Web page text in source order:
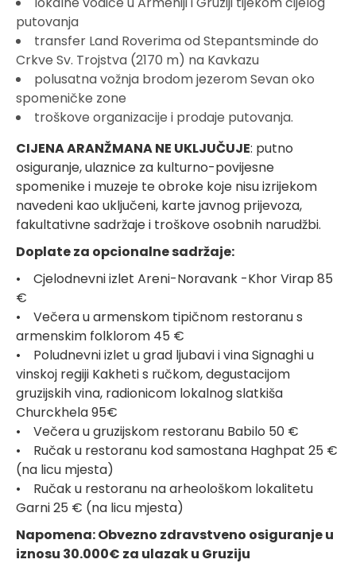
putovanja
transfer Land Roverima od Stepantsminde do
Crkve Sv. Trojstva (2170 m) na Kavkazu
polusatna vožnja brodom jezerom Sevan oko
spomeničke zone
troškove organizacije i prodaje putovanja.
CIJENA ARANŽMANA NE UKLJUČUJE: putno
osiguranje, ulaznice za kulturno-povijesne
spomenike i muzeje te obroke koje nisu izrijekom
navedeni kao uključeni, karte javnog prijevoza,
fakultativne sadržaje i troškove osobnih narudžbi.
Doplate za opcionalne sadržaje:
• Cjelodnevni izlet Areni-Noravank -Khor Virap 85
€
• Večera u armenskom tipičnom restoranu s
armenskim folklorom 45 €
• Poludnevni izlet u grad ljubavi i vina Signaghi u
vinskoj regiji Kakheti s ručkom, degustacijom
gruzijskih vina, radionicom lokalnog slatkiša
Churckhela 95€
• Večera u gruzijskom restoranu Babilo 50 €
• Ručak u restoranu kod samostana Haghpat 25 €
(na licu mjesta)
• Ručak u restoranu na arheološkom lokalitetu
Garni 25 € (na licu mjesta)
Napomena: Obvezno zdravstveno osiguranje u
iznosu 30.000€ za ulazak u Gruziju